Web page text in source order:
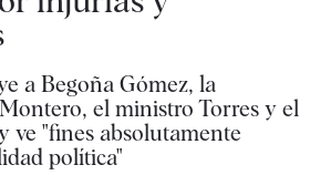
a Begoña Gómez, la
el ministro Torres y el
ve "fines absolutamente
política"